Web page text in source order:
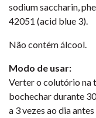
sodium saccharin,
42051 (acid blue 3).
Não contém álcool.
Modo de usar:
Verter o colutório na
bochechar durante
a 3 vezes ao dia